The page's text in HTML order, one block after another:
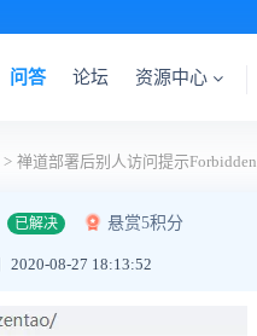
问答 论坛 资源中心
> 禅道部署后别人访问提示Forbidden
已解决 悬赏5积分
2020-08-27 18:13:52